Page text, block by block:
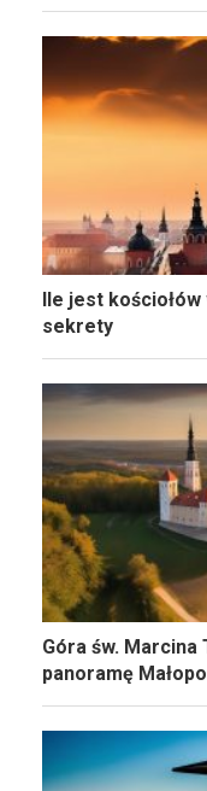
Ile jest
sekrety
Góra św.
panoramę